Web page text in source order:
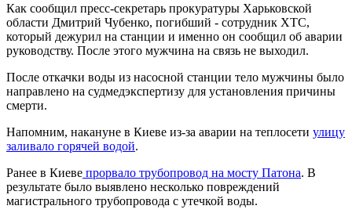
Как сообщил пресс-секретарь прокуратуры Харьковской
области Дмитрий Чубенко, погибший - сотрудник ХТС,
который дежурил на станции и именно он сообщил об аварии
руководству. После этого мужчина на связь не выходил.
После откачки воды из насосной станции тело мужчины было
направлено на судмедэкспертизу для установления причины
смерти.
Напомним, накануне в Киеве из-за аварии на теплосети улицу
заливало горячей водой.
Ранее в Киеве прорвало трубопровод на мосту Патона. В
результате было выявлено несколько повреждений
магистрального трубопровода с утечкой воды.